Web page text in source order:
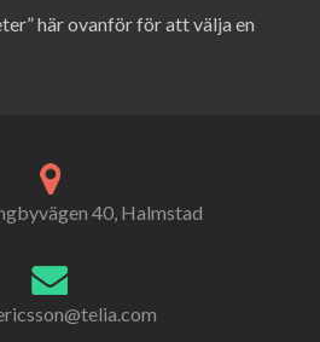
här ovanför för att välja en
40, Halmstad